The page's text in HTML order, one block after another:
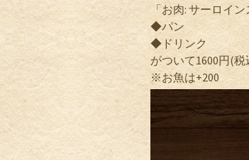
「お肉: サーロイ
◆パン
◆ドリンク
がついて1600円(税
※お魚は+200